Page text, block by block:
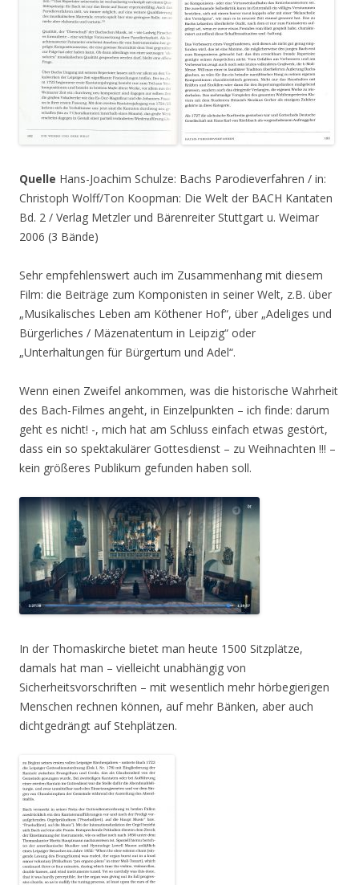
Quelle Hans-Joachim Schulze: Bachs Parodieverfahren / in:
Christoph Wolff/Ton Koopman: Die Welt der BACH Kantaten
Bd. 2 / Verlag Metzler und Bärenreiter Stuttgart u. Weimar
2006 (3 Bände)
Sehr empfehlenswert auch im Zusammenhang mit diesem
Film: die Beiträge zum Komponisten in seiner Welt, z.B. über
„Musikalisches Leben am Köthener Hof“, über „Adeliges und
Bürgerliches / Mäzenatentum in Leipzig“ oder
„Unterhaltungen für Bürgertum und Adel“.
Wenn einen Zweifel ankommen, was die historische Wahrheit
des Bach-Filmes angeht, in Einzelpunkten – ich finde: darum
geht es nicht! -, mich hat am Schluss einfach etwas gestört,
dass ein so spektakulärer Gottesdienst – zu Weihnachten !!! –
kein größeres Publikum gefunden haben soll.
In der Thomaskirche bietet man heute 1500 Sitzplätze,
damals hat man – vielleicht unabhängig von
Sicherheitsvorschriften – mit wesentlich mehr hörbegierigen
Menschen rechnen können, auf mehr Bänken, aber auch
dichtgedrängt auf Stehplätzen.